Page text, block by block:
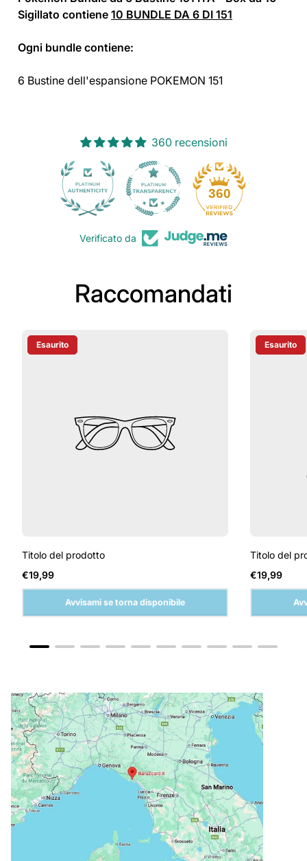
Sigillato contiene 10 BUNDLE DA 6 DI 151
Ogni bundle contiene:
6 Bustine dell'espansione POKEMON 151
360 recensioni
360
Verificato da
Raccomandati
Etichetta Del Prodotto:
Esaurito
Titolo del prodotto
Prezzo
normale
€19,99
Avvisami se torna disponibile
Etichetta
Esaurito
Titolo del
Prezzo
normale
€19,99